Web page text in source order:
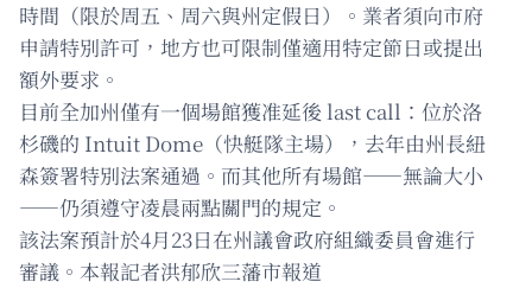
時間（限於周五、周六與州定假日）。業者須向市府
申請特別許可，地方也可限制僅適用特定節日或提出
額外要求。
目前全加州僅有一個場館獲准延後 last call：位於洛
杉磯的 Intuit Dome（快艇隊主場），去年由州長紐
森簽署特別法案通過。而其他所有場館——無論大小
——仍須遵守凌晨兩點關門的規定。
該法案預計於4月23日在州議會政府組織委員會進行
審議。本報記者洪郁欣三藩市報道